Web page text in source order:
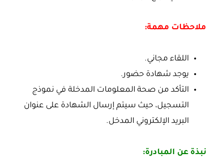
ملاحظات مهمة:
اللقاء مجاني.
يوجد شهادة حضور.
التأكد من صحة المعلومات المدخلة في نموذج
التسجيل، حيث سيتم إرسال الشهادة على عنوان
البريد الإلكتروني المدخل.
نبذة عن المبادرة: